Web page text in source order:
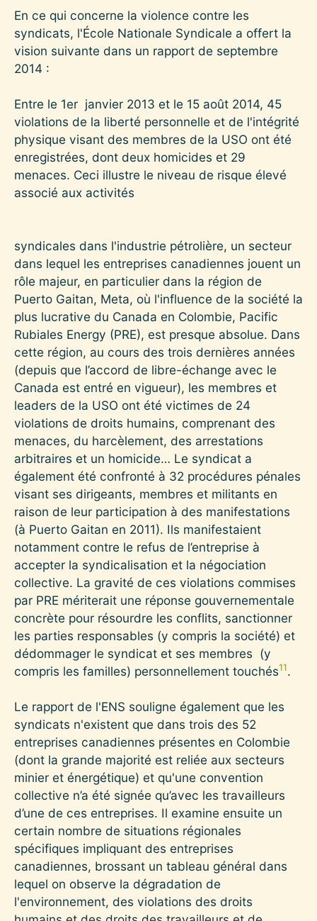
En ce qui concerne la violence contre les
syndicats, l'École Nationale Syndicale a offert la
vision suivante dans un rapport de septembre
2014 :
Entre le 1er janvier 2013 et le 15 août 2014, 45
violations de la liberté personnelle et de l'intégrité
physique visant des membres de la USO ont été
enregistrées, dont deux homicides et 29
menaces. Ceci illustre le niveau de risque élevé
associé aux activités
syndicales dans l'industrie pétrolière, un secteur
dans lequel les entreprises canadiennes jouent un
rôle majeur, en particulier dans la région de
Puerto Gaitan, Meta, où l'influence de la société la
plus lucrative du Canada en Colombie, Pacific
Rubiales Energy (PRE), est presque absolue. Dans
cette région, au cours des trois dernières années
(depuis que l’accord de libre-échange avec le
Canada est entré en vigueur), les membres et
leaders de la USO ont été victimes de 24
violations de droits humains, comprenant des
menaces, du harcèlement, des arrestations
arbitraires et un homicide… Le syndicat a
également été confronté à 32 procédures pénales
visant ses dirigeants, membres et militants en
raison de leur participation à des manifestations
(à Puerto Gaitan en 2011). Ils manifestaient
notamment contre le refus de l’entreprise à
accepter la syndicalisation et la négociation
collective. La gravité de ces violations commises
par PRE mériterait une réponse gouvernementale
concrète pour résourdre les conflits, sanctionner
les parties responsables (y compris la société) et
dédommager le syndicat et ses membres (y
compris les familles) personnellement touchés11.
Le rapport de l'ENS souligne également que les
syndicats n'existent que dans trois des 52
entreprises canadiennes présentes en Colombie
(dont la grande majorité est reliée aux secteurs
minier et énergétique) et qu'une convention
collective n’a été signée qu’avec les travailleurs
d’une de ces entreprises. Il examine ensuite un
certain nombre de situations régionales
spécifiques impliquant des entreprises
canadiennes, brossant un tableau général dans
lequel on observe la dégradation de
l'environnement, des violations des droits